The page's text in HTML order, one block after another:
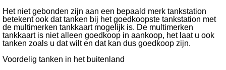
Het niet gebonden zijn aan een bepaald merk tankstation
betekent ook dat tanken bij het goedkoopste tankstation met
de multimerken tankkaart mogelijk is. De multimerken
tankkaart is niet alleen goedkoop in aankoop, het laat u ook
tanken zoals u dat wilt en dat kan dus goedkoop zijn.
Voordelig tanken in het buitenland